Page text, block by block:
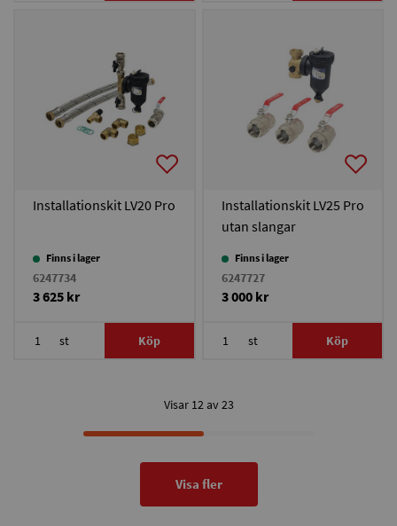
Installationskit LV20 Pro
Finns i lager
6247734
3 625 kr
st Köp
Installationskit LV25 Pro
utan slangar
Finns i lager
6247727
3 000 kr
st Köp
Visar 12 av 23
Visa fler